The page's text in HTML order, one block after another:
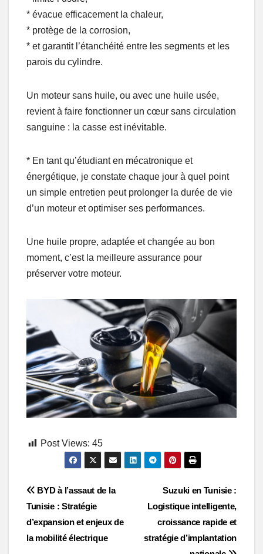
* évacue efficacement la chaleur,
* protège de la corrosion,
* et garantit l’étanchéité entre les segments et les
parois du cylindre.
Un moteur sans huile, ou avec une huile usée,
revient à faire fonctionner un cœur sans circulation
sanguine : la casse est inévitable.
* En tant qu’étudiant en mécatronique et
énergétique, je constate chaque jour à quel point
un simple entretien peut prolonger la durée de vie
d’un moteur et optimiser ses performances.
Une huile propre, adaptée et changée au bon
moment, c’est la meilleure assurance pour
préserver votre moteur.
Post Views: 45
Post
navigation
Suzuki en Tunisie :
Logistique intelligente,
croissance rapide et
stratégie d’implantation
BYD à l’assaut de la
Tunisie : Stratégie
d’expansion et enjeux de
la mobilité électrique